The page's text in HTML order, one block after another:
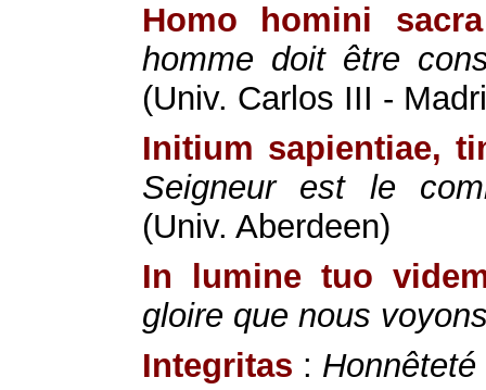
Homo homini
homme doit être
(Univ. Carlos III -
Initium sapientiae,
Seigneur est le
(Univ. Aberdeen)
In lumine tuo
gloire que nous
Integritas :